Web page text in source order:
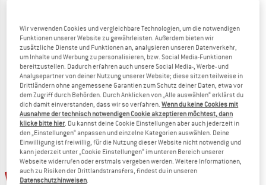
HAGLÖFS
Hajk GTX Jacket
Regenjacke
299,95 €164,97 €
(0)
HAGLÖFS
Risberg Jacket
Fleecejacke
139,95 €83,97 €
4,8(5)
45% 25%
Wir verwenden Cookies und vergleichbare Technologien, um die notwendigen
Funktionen unserer Website zu gewährleisten. Außerdem bieten wir
zusätzliche Dienste und Funktionen an, analysieren unseren Datenverkehr,
um Inhalte und Werbung zu personalisieren, bzw. Social Media-Funktionen
bereitzustellen. Dadurch erfahren auch unsere Social Media-, Werbe- und
Analysepartner von deiner Nutzung unserer Website; diese sitzen teilweise in
Drittländern ohne angemessene Garantien zum Schutz deiner Daten, etwa vor
dem Zugriff durch Behörden. Durch Anklicken von „Alle auswählen“ erklärst du
dich damit einverstanden, dass wir so verfahren.Wenn du keine Cookies mit
Ausnahme der technisch notwendigen Cookie akzeptieren möchtest, dann
klicke bitte hier . Du kannst deine Cookie Einstellungen aber auch jederzeit in
den „Einstellungen“ anpassen und einzelne Kategorien auswählen. Deine
Einwilligung ist freiwillig, für die Nutzung dieser Website nicht notwendig und
kann jederzeit unter „Cookie Einstellungen“ im unteren Bereich unserer
Webseite widerrufen oder erstmals vergeben werden. Weitere Informationen,
auch zu Risiken der Drittlandstransfers, findest du in unseren
Datenschutzhinweisen